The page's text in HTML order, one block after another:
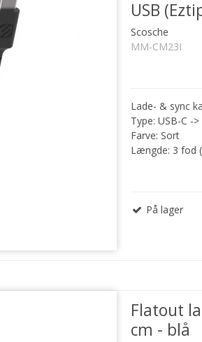
USB
Scosche
MM-CM23I
Lade- & sync
Type: USB-C -
Farve: Sort
Længde: 3 fod
På lager
Flatout
cm - blå